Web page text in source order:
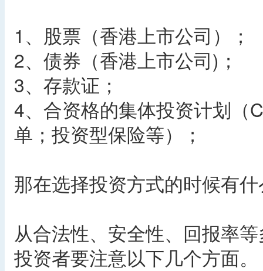
1、股票（香港上市公司）；
2、债券（香港上市公司)；
3、存款证；
4、合资格的集体投资计划（
单；投资型保险等）；
那在选择投资方式的时候有
从合法性、安全性、回报率
投资者要注意以下几个方面。